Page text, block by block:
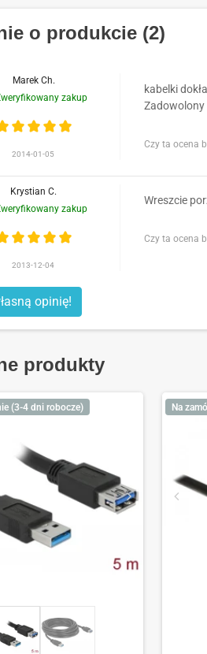
o produkcie (2)
Marek Ch.
zakup
2014-01-05
kabelki
Zadowolony
Czy ta ocena
Krystian C.
zakup
2013-12-04
Wreszcie
Czy ta ocena
opinię!
produkty
(3-4 dni robocze) Na